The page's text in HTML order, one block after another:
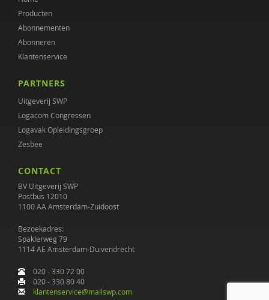
Producten
Abonnementen
Abonneren
Klantenservice
PARTNERS
Uitgeverij SWP
Logacom Congressen
Logavak Opleidingsgroep
Zesbee
CONTACT
BV Uitgeverij SWP
Postbus 12010
1100 AA Amsterdam-Zuidoost
Bezoekadres:
Spaklerweg 79
1114 AE Amsterdam-Duivendrecht
020 - 330 72 00
020 - 330 80 40
klantenservice@mailswp.com